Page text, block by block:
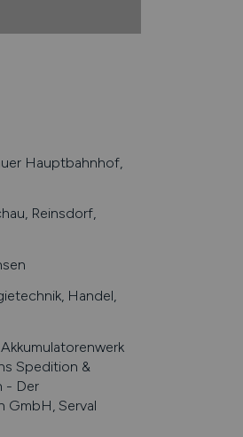
Hauptbahnhof,
Reinsdorf,
Handel,
Spedition &
- Der
GmbH, Serval